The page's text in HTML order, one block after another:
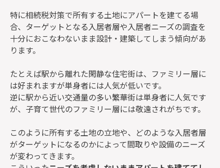
特に相続税対策で所有する土地にアパートを建てる場
合、ターゲットとなる入居者層や入居者ニーズの調査を
十分におこなわないまま設計・建築してしまう傾向があ
ります。
たとえば駅から離れた閑静な住宅街は、ファミリー層に
は好まれますが単身者には人気が低いです。
逆に駅から近い交通量の多い繁華街は単身者に人気です
が、子育て世代のファミリー層には敬遠されがちです。
このように所有する土地の立地や、どのような入居者層
がターゲットになるのかによって間取りや設備のニーズ
が変わってきます。